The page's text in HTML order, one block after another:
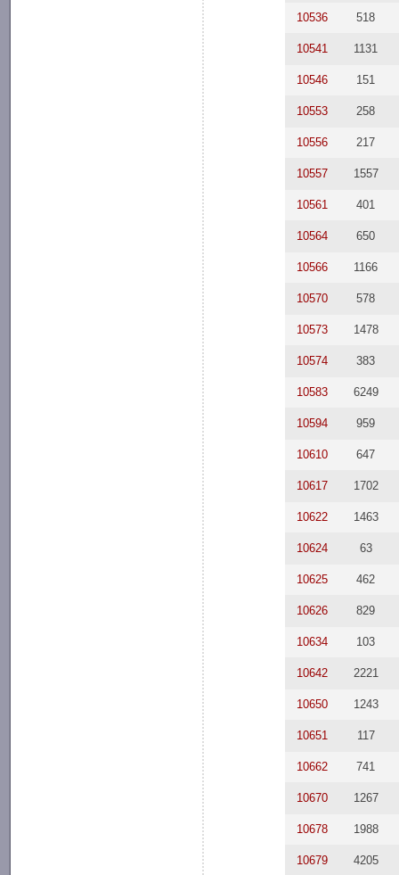
10536 518
10541 1131
10546 151
10553 258
10556 217
10557 1557
10561 401
10564 650
10566 1166
10570 578
10573 1478
10574 383
10583 6249
10594 959
10610 647
10617 1702
10622 1463
10624 63
10625 462
10626 829
10634 103
10642 2221
10650 1243
10651 117
10662 741
10670 1267
10678 1988
10679 4205